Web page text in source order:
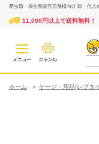
爬虫類・両生類販売店舗様向け 卸・仕入
11,000円以上で送料無料！
メニュー ジャンル
ホーム ケージ・用品(レプタ